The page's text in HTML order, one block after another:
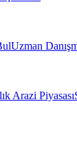
Uzman
Arazi Piyasası